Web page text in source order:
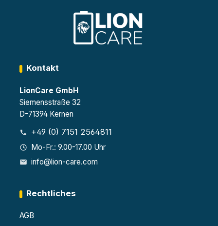
care.com/aktuelles/blog/lithium-ionen-
akkus-sicherer-umgang-und-richtige-
Kennzeichnung als Gefahrgut
Wh sind immer als Gefahrgut der
Klasse 9 einzustufen und unterliegen
den umfassenden
Gefahrgutregelungen des IATA-DGR
und ICAO-TI.
Kontakt
LionCare GmbH
Siemensstraße 32
D-71394 Kernen
+49 (0) 7151 2564811
Mo-Fr.: 9.00-17.00 Uhr
info@lion-care.com
Rechtliches
AGB